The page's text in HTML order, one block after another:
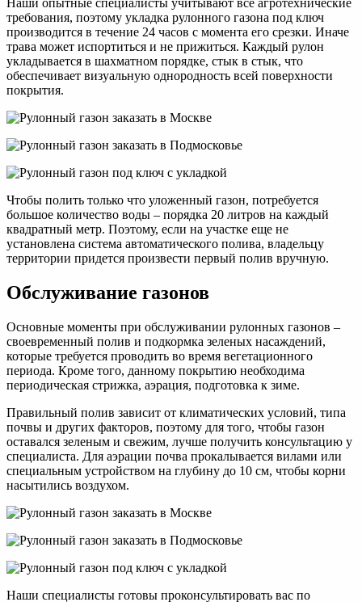
Наши опытные специалисты учитывают все агротехнические
требования, поэтому укладка рулонного газона под ключ
производится в течение 24 часов с момента его срезки. Иначе
трава может испортиться и не прижиться. Каждый рулон
укладывается в шахматном порядке, стык в стык, что
обеспечивает визуальную однородность всей поверхности
покрытия.
Чтобы полить только что уложенный газон, потребуется
большое количество воды – порядка 20 литров на каждый
квадратный метр. Поэтому, если на участке еще не
установлена система автоматического полива, владельцу
территории придется произвести первый полив вручную.
Обслуживание газонов
Основные моменты при обслуживании рулонных газонов –
своевременный полив и подкормка зеленых насаждений,
которые требуется проводить во время вегетационного
периода. Кроме того, данному покрытию необходима
периодическая стрижка, аэрация, подготовка к зиме.
Правильный полив зависит от климатических условий, типа
почвы и других факторов, поэтому для того, чтобы газон
оставался зеленым и свежим, лучше получить консультацию у
специалиста. Для аэрации почва прокалывается вилами или
специальным устройством на глубину до 10 см, чтобы корни
насытились воздухом.
Наши специалисты готовы проконсультировать вас по